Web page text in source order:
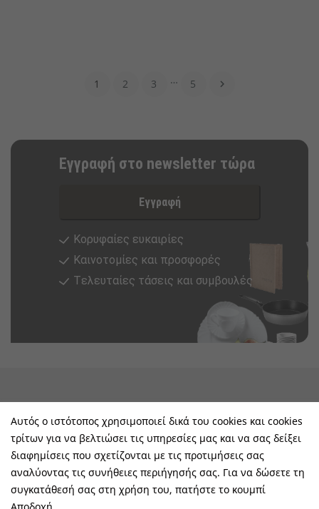
1 2 3 … 5 
Εγγραφή στο newsletter τώρα
Εγγραφή
Κορυφαίες ευκαιρίες
Καινοτομίες και προσφορές
Tελευταίες τάσεις και συμβουλές
keyboard_arrow_down
E-Shop keyboard_arrow_down
Τα Οφέλη Σας Μαζί Μας keyboard_arrow_down
Αυτός ο ιστότοπος χρησιμοποιεί δικά του cookies και cookies
τρίτων για να βελτιώσει τις υπηρεσίες μας και να σας δείξει
διαφημίσεις που σχετίζονται με τις προτιμήσεις σας
αναλύοντας τις συνήθειες περιήγησής σας. Για να δώσετε τη
συγκατάθεσή σας στη χρήση του, πατήστε το κουμπί